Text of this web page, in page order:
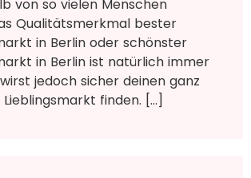
von so vielen Menschen
Qualitätsmerkmal bester
in Berlin oder schönster
in Berlin ist natürlich immer
jedoch sicher deinen ganz
finden. […]